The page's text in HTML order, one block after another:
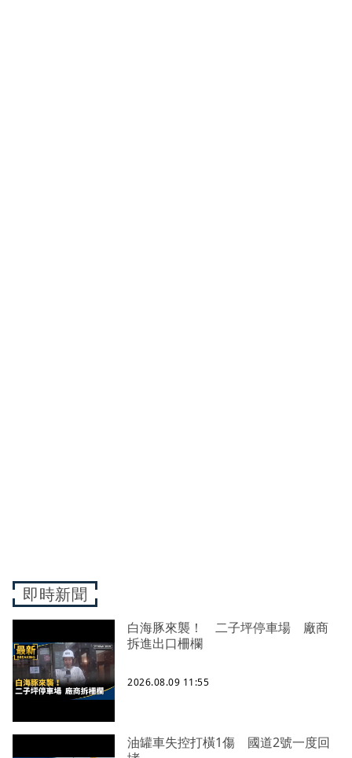
即時新聞
白海豚來襲！ 二子坪停車場 廠商
拆進出口柵欄
2026.08.09 11:55
油罐車失控打橫1傷 國道2號一度回